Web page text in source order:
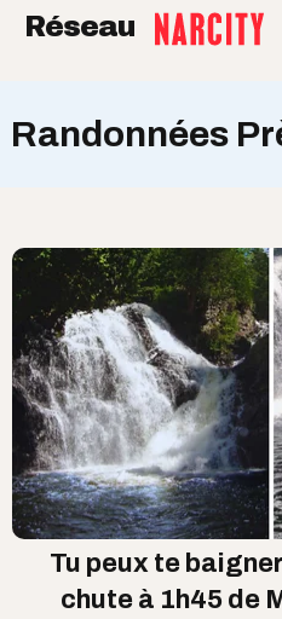
Réseau
Randonnées
Tu peux te
chute à 1h45 de